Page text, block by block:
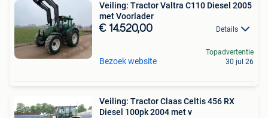
Veiling: Tractor Valtra C110 Diesel 2005
met Voorlader
€ 14.520,00 Details
Bezoek website
Topadvertentie
30 jul 26
Veiling: Tractor Claas Celtis 456 RX
Diesel 100pk 2004 met v